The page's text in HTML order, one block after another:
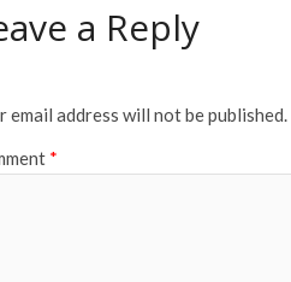
a Reply
email address will not be published.
*